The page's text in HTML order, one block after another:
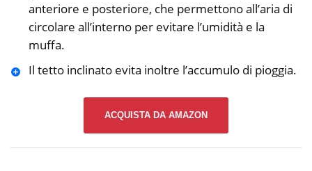
anteriore e posteriore, che permettono all’aria di
circolare all’interno per evitare l’umidità e la
muffa.
Il tetto inclinato evita inoltre l’accumulo di pioggia.
ACQUISTA DA AMAZON